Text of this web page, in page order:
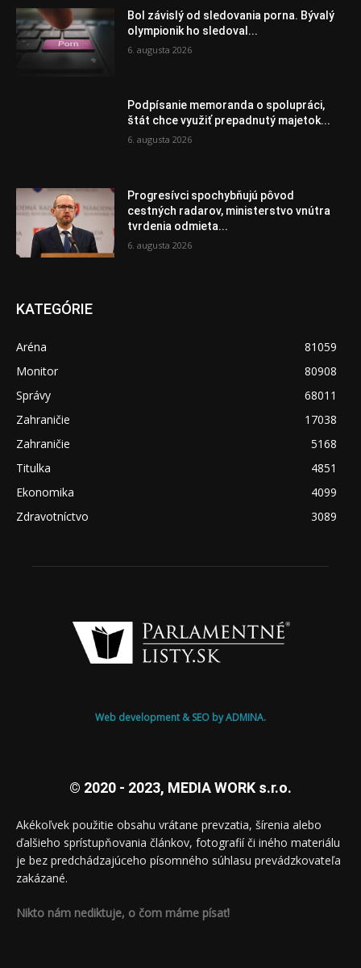
Bol závislý od sledovania porna. Bývalý
olympionik ho sledoval...
6. augusta 2026
Podpísanie memoranda o spolupráci,
štát chce využiť prepadnutý majetok...
6. augusta 2026
Progresívci spochybňujú pôvod
cestných radarov, ministerstvo vnútra
tvrdenia odmieta...
6. augusta 2026
KATEGÓRIE
Aréna
81059
Monitor
80908
Správy
68011
Zahraničie
17038
Zahraničie
5168
Titulka
4851
Ekonomika
4099
Zdravotníctvo
3089
Web development & SEO by ADMINA.
© 2020 - 2023, MEDIA WORK s.r.o.
Akékoľvek použitie obsahu vrátane prevzatia, šírenia alebo
ďalšieho sprístupňovania článkov, fotografií či iného materiálu
je bez predchádzajúceho písomného súhlasu prevádzkovateľa
zakázané.
Nikto nám nediktuje, o čom máme písať!